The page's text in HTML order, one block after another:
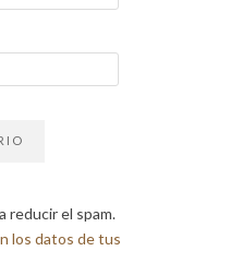
reducir el spam.
los datos de tus